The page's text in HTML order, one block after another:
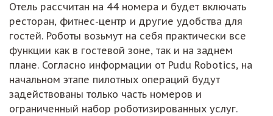
Отель рассчитан на 44 номера и будет включать
ресторан, фитнес-центр и другие удобства для
гостей. Роботы возьмут на себя практически все
функции как в гостевой зоне, так и на заднем
плане. Согласно информации от Pudu Robotics, на
начальном этапе пилотных операций будут
задействованы только часть номеров и
ограниченный набор роботизированных услуг.